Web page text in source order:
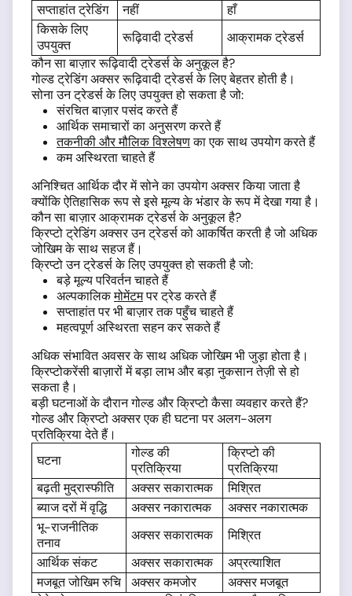
सप्ताहांत ट्रेडिंग
नहीं
हाँ
किसके लिए
उपयुक्त
रूढ़िवादी ट्रेडर्स
आक्रामक ट्रेडर्स
कौन सा बाज़ार रूढ़िवादी ट्रेडर्स के अनुकूल है?
गोल्ड ट्रेडिंग अक्सर रूढ़िवादी ट्रेडर्स के लिए बेहतर होती है।
सोना उन ट्रेडर्स के लिए उपयुक्त हो सकता है जो:
संरचित बाज़ार पसंद करते हैं
आर्थिक समाचारों का अनुसरण करते हैं
तकनीकी और मौलिक विश्लेषणका एक साथ उपयोग करते हैं
कम अस्थिरता चाहते हैं
अनिश्चित आर्थिक दौर में सोने का उपयोग अक्सर किया जाता है
क्योंकि ऐतिहासिक रूप से इसे मूल्य के भंडार के रूप में देखा गया है।
कौन सा बाज़ार आक्रामक ट्रेडर्स के अनुकूल है?
क्रिप्टो ट्रेडिंग अक्सर उन ट्रेडर्स को आकर्षित करती है जो अधिक
जोखिम के साथ सहज हैं।
क्रिप्टो उन ट्रेडर्स के लिए उपयुक्त हो सकती है जो:
बड़े मूल्य परिवर्तन चाहते हैं
अल्पकालिकमोमेंटमपर ट्रेड करते हैं
सप्ताहांत पर भी बाज़ार तक पहुँच चाहते हैं
महत्वपूर्ण अस्थिरता सहन कर सकते हैं
अधिक संभावित अवसर के साथ अधिक जोखिम भी जुड़ा होता है।
क्रिप्टोकरेंसी बाज़ारों में बड़ा लाभ और बड़ा नुकसान तेज़ी से हो
सकता है।
बड़ी घटनाओं के दौरान गोल्ड और क्रिप्टो कैसा व्यवहार करते हैं?
गोल्ड और क्रिप्टो अक्सर एक ही घटना पर अलग-अलग
प्रतिक्रिया देते हैं।
घटना
गोल्ड की
प्रतिक्रिया
क्रिप्टो की
प्रतिक्रिया
बढ़ती मुद्रास्फीति
अक्सर सकारात्मक
मिश्रित
ब्याज दरों में वृद्धि
अक्सर नकारात्मक
अक्सर नकारात्मक
भू-राजनीतिक
तनाव
अक्सर सकारात्मक
मिश्रित
आर्थिक संकट
अक्सर सकारात्मक
अप्रत्याशित
मजबूत जोखिम रुचि
अक्सर कमजोर
अक्सर मजबूत